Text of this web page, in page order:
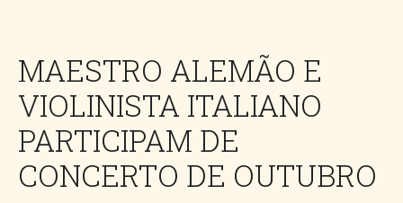
MAESTRO ALEMÃO E
VIOLINISTA ITALIANO
PARTICIPAM DE
CONCERTO DE OUTUBRO